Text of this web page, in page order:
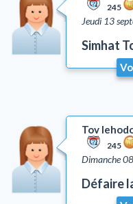
245
Jeudi 13
Simhat
Tov
245
Dimanche
Défaire